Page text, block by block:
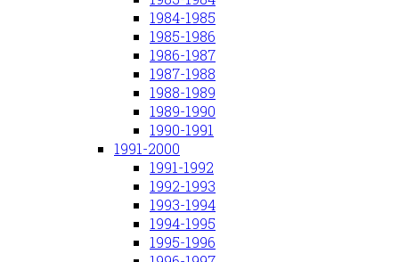
1984-1985
1985-1986
1986-1987
1987-1988
1988-1989
1989-1990
1990-1991
1991-2000
1991-1992
1992-1993
1993-1994
1994-1995
1995-1996